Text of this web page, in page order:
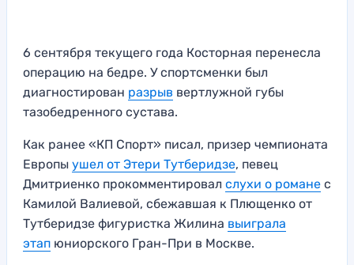
6 сентября текущего года Косторная перенесла
операцию на бедре. У спортсменки был
диагностирован разрыв вертлужной губы
тазобедренного сустава.
Как ранее «КП Спорт» писал, призер чемпионата
Европы ушел от Этери Тутберидзе, певец
Дмитриенко прокомментировал слухи о романе с
Камилой Валиевой, сбежавшая к Плющенко от
Тутберидзе фигуристка Жилина выиграла
этап юниорского Гран-При в Москве.